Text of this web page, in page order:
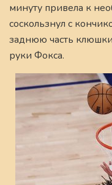
минуту привела к
соскользнул с
заднюю часть
руки Фокса.